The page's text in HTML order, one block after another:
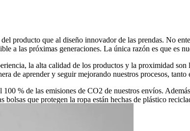
producto que al diseño innovador de las prendas. No
a las próximas generaciones. La única razón es que es
la alta calidad de los productos y la proximidad son
de aprender y seguir mejorando nuestros procesos,
% de las emisiones de CO2 de nuestros envíos.
que protegen la ropa están hechas de plástico